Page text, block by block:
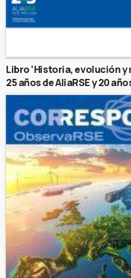
Libro ‘Historia, evolución
25 años de AliaRSE y 20